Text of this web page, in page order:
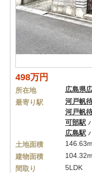
498万円
所在地 広島県
最寄り駅
河戸帆
河戸帆
可部駅
広島駅
土地面積
建物面積
間取り
5LDK